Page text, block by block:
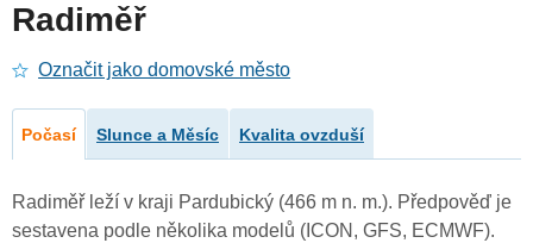
Radiměř
Označit jako domovské město
Počasí Slunce a Měsíc Kvalita ovzduší
Radiměř leží v kraji Pardubický (466 m n. m.). Předpověď je
sestavena podle několika modelů (ICON, GFS, ECMWF).